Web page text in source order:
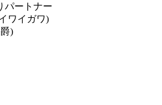
パートナー
ワイガワ)
)